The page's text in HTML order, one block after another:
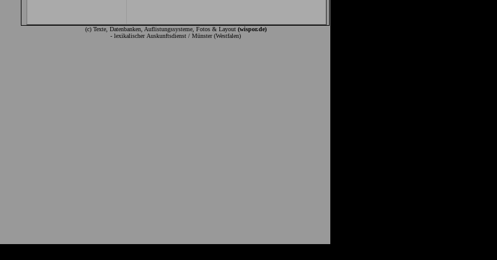
(c) Texte, Datenbanken, Auflistungssysteme, Fotos & Layout (wispor.de)
- lexikalischer Auskunftsdienst / Münster (Westfalen)